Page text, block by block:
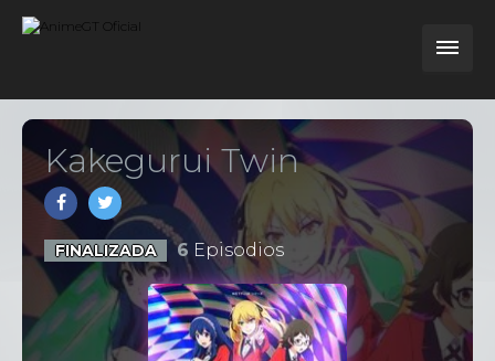
Kakegurui Twin
FINALIZADA 6 Episodios